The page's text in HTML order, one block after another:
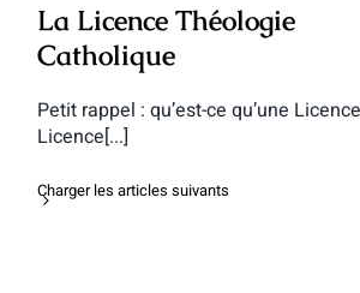
La Licence Théologie
Catholique
Petit rappel : qu’est-ce qu’une
Licence[...]
Charger les articles suivants